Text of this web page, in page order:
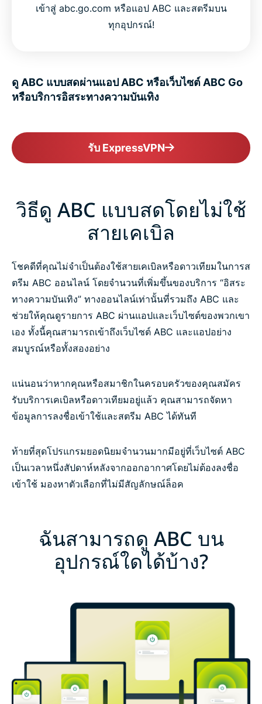
เข้าสู่ abc.go.com หรือแอป ABC และสตรีมบน
ทุกอุปกรณ์!
ดู ABC แบบสดผ่านแอป ABC หรือเว็บไซต์ ABC Go
หรือบริการอิสระทางความบันเทิง
รับ ExpressVPN
วิธีดู ABC แบบสดโดยไม่ใช้
สายเคเบิล
โชคดีที่คุณไม่จำเป็นต้องใช้สายเคเบิลหรือดาวเทียมในการส
ตรีม ABC ออนไลน์ โดยจำนวนที่เพิ่มขึ้นของบริการ “อิสระ
ทางความบันเทิง” ทางออนไลน์เท่านั้นที่รวมถึง ABC และ
ช่วยให้คุณดูรายการ ABC ผ่านแอปและเว็บไซต์ของพวกเขา
เอง ทั้งนี้คุณสามารถเข้าถึงเว็บไซต์ ABC และแอปอย่าง
สมบูรณ์หรือทั้งสองอย่าง
แน่นอนว่าหากคุณหรือสมาชิกในครอบครัวของคุณสมัคร
รับบริการเคเบิลหรือดาวเทียมอยู่แล้ว คุณสามารถจัดหา
ข้อมูลการลงชื่อเข้าใช้และสตรีม ABC ได้ทันที
ท้ายที่สุดโปรแกรมยอดนิยมจำนวนมากมีอยู่ที่เว็บไซต์ ABC
เป็นเวลาหนึ่งสัปดาห์หลังจากออกอากาศโดยไม่ต้องลงชื่อ
เข้าใช้ มองหาตัวเลือกที่ไม่มีสัญลักษณ์ล็อค
ฉันสามารถดู ABC บน
อุปกรณ์ใดได้บ้าง?